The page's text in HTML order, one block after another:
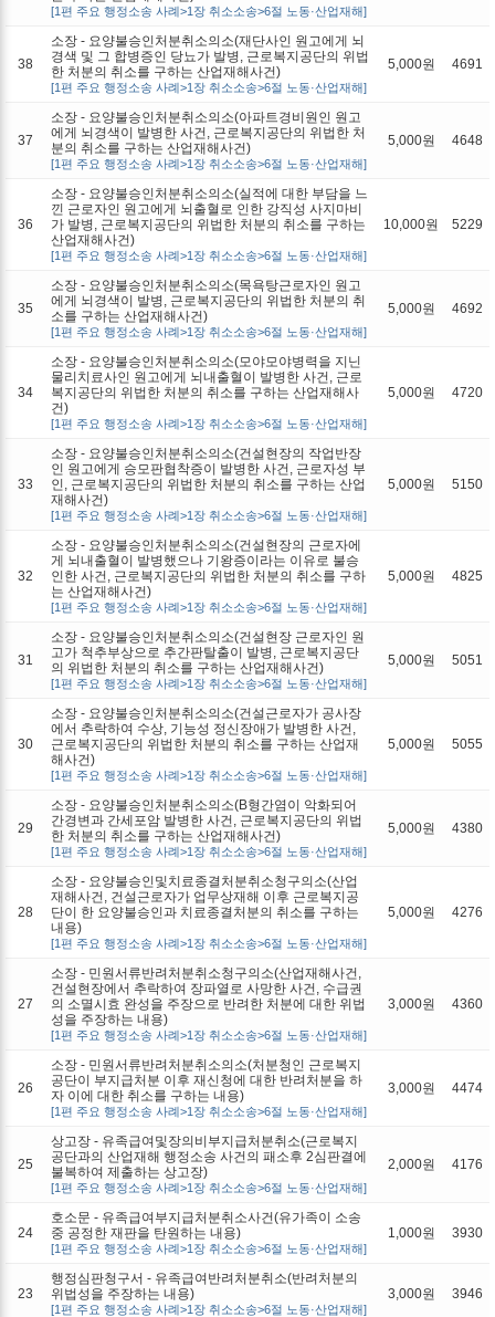
[1편 주요 행정소송 사례>1장 취소소송>6절 노동·산업재해]
38
소장 - 요양불승인처분취소의소(재단사인 원고에게 뇌
경색 및 그 합병증인 당뇨가 발병, 근로복지공단의 위법
한 처분의 취소를 구하는 산업재해사건)
[1편 주요 행정소송 사례>1장 취소소송>6절 노동·산업재해]
5,000원 4691
37
소장 - 요양불승인처분취소의소(아파트경비원인 원고
에게 뇌경색이 발병한 사건, 근로복지공단의 위법한 처
분의 취소를 구하는 산업재해사건)
[1편 주요 행정소송 사례>1장 취소소송>6절 노동·산업재해]
5,000원 4648
36
소장 - 요양불승인처분취소의소(실적에 대한 부담을 느
낀 근로자인 원고에게 뇌출혈로 인한 강직성 사지마비
가 발병, 근로복지공단의 위법한 처분의 취소를 구하는
산업재해사건)
[1편 주요 행정소송 사례>1장 취소소송>6절 노동·산업재해]
10,000원 5229
35
소장 - 요양불승인처분취소의소(목욕탕근로자인 원고
에게 뇌경색이 발병, 근로복지공단의 위법한 처분의 취
소를 구하는 산업재해사건)
[1편 주요 행정소송 사례>1장 취소소송>6절 노동·산업재해]
5,000원 4692
34
소장 - 요양불승인처분취소의소(모야모야병력을 지닌
물리치료사인 원고에게 뇌내출혈이 발병한 사건, 근로
복지공단의 위법한 처분의 취소를 구하는 산업재해사
건)
[1편 주요 행정소송 사례>1장 취소소송>6절 노동·산업재해]
5,000원 4720
33
소장 - 요양불승인처분취소의소(건설현장의 작업반장
인 원고에게 승모판협착증이 발병한 사건, 근로자성 부
인, 근로복지공단의 위법한 처분의 취소를 구하는 산업
재해사건)
[1편 주요 행정소송 사례>1장 취소소송>6절 노동·산업재해]
5,000원 5150
32
소장 - 요양불승인처분취소의소(건설현장의 근로자에
게 뇌내출혈이 발병했으나 기왕증이라는 이유로 불승
인한 사건, 근로복지공단의 위법한 처분의 취소를 구하
는 산업재해사건)
[1편 주요 행정소송 사례>1장 취소소송>6절 노동·산업재해]
5,000원 4825
31
소장 - 요양불승인처분취소의소(건설현장 근로자인 원
고가 척추부상으로 추간판탈출이 발병, 근로복지공단
의 위법한 처분의 취소를 구하는 산업재해사건)
[1편 주요 행정소송 사례>1장 취소소송>6절 노동·산업재해]
5,000원 5051
30
소장 - 요양불승인처분취소의소(건설근로자가 공사장
에서 추락하여 수상, 기능성 정신장애가 발병한 사건,
근로복지공단의 위법한 처분의 취소를 구하는 산업재
해사건)
[1편 주요 행정소송 사례>1장 취소소송>6절 노동·산업재해]
5,000원 5055
29
소장 - 요양불승인처분취소의소(B형간염이 악화되어
간경변과 간세포암 발병한 사건, 근로복지공단의 위법
한 처분의 취소를 구하는 산업재해사건)
[1편 주요 행정소송 사례>1장 취소소송>6절 노동·산업재해]
5,000원 4380
28
소장 - 요양불승인및치료종결처분취소청구의소(산업
재해사건, 건설근로자가 업무상재해 이후 근로복지공
단이 한 요양불승인과 치료종결처분의 취소를 구하는
내용)
[1편 주요 행정소송 사례>1장 취소소송>6절 노동·산업재해]
5,000원 4276
27
소장 - 민원서류반려처분취소청구의소(산업재해사건,
건설현장에서 추락하여 장파열로 사망한 사건, 수급권
의 소멸시효 완성을 주장으로 반려한 처분에 대한 위법
성을 주장하는 내용)
[1편 주요 행정소송 사례>1장 취소소송>6절 노동·산업재해]
3,000원 4360
26
소장 - 민원서류반려처분취소의소(처분청인 근로복지
공단이 부지급처분 이후 재신청에 대한 반려처분을 하
자 이에 대한 취소를 구하는 내용)
[1편 주요 행정소송 사례>1장 취소소송>6절 노동·산업재해]
3,000원 4474
25
상고장 - 유족급여및장의비부지급처분취소(근로복지
공단과의 산업재해 행정소송 사건의 패소후 2심판결에
불복하여 제출하는 상고장)
[1편 주요 행정소송 사례>1장 취소소송>6절 노동·산업재해]
2,000원 4176
24
호소문 - 유족급여부지급처분취소사건(유가족이 소송
중 공정한 재판을 탄원하는 내용)
[1편 주요 행정소송 사례>1장 취소소송>6절 노동·산업재해]
1,000원 3930
23
행정심판청구서 - 유족급여반려처분취소(반려처분의
위법성을 주장하는 내용)
[1편 주요 행정소송 사례>1장 취소소송>6절 노동·산업재해]
3,000원 3946